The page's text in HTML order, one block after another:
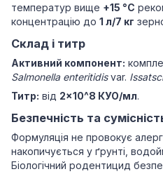
температур вище +15 °C
концентрацію до 1 л/7 кг
Склад і титр
Активний компонент:
Salmonella enteritidisvar.
Титр: від 2×10^8 КУО/мл.
Безпечність та
Формуляція не провокує
накопичується у ґрунті,
Біологічний родентицид